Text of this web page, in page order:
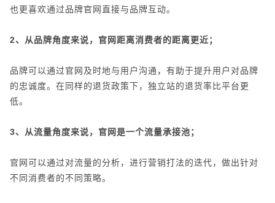
也更喜欢通过品牌官网直接与品牌互动。
2、从品牌角度来说，官网距离消费者的距离更近；
品牌可以通过官网及时地与用户沟通，有助于提升用户对品牌
的忠诚度。在同样的退货政策下，独立站的退货率比平台更
低。
3、从流量角度来说，官网是一个流量承接池；
官网可以通过对流量的分析，进行营销打法的迭代，做出针对
不同消费者的不同策略。